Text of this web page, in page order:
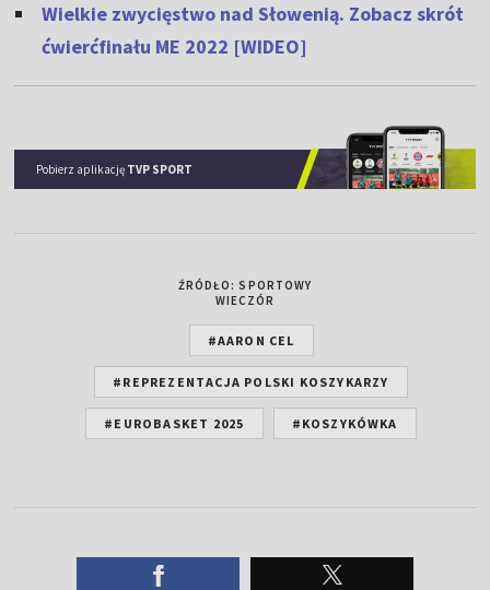
Wielkie zwycięstwo nad Słowenią. Zobacz skrót
ćwierćfinału ME 2022 [WIDEO]
Pobierz aplikację TVP SPORT
ŹRÓDŁO: SPORTOWY
WIECZÓR
#AARON CEL
#REPREZENTACJA POLSKI KOSZYKARZY
#EUROBASKET 2025 #KOSZYKÓWKA